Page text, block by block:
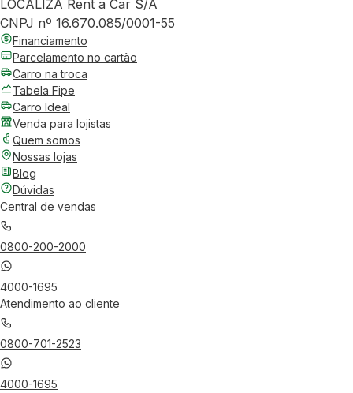
LOCALIZA Rent a Car S/A
CNPJ nº 16.670.085/0001-55
Financiamento
Parcelamento no cartão
Carro na troca
Tabela Fipe
Carro Ideal
Venda para lojistas
Quem somos
Nossas lojas
Blog
Dúvidas
Central de vendas
0800-200-2000
4000-1695
Atendimento ao cliente
0800-701-2523
4000-1695